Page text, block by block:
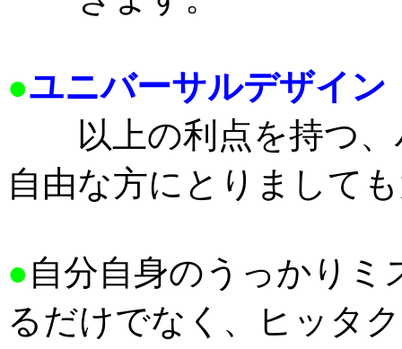
●ユニバーサルデザイン
以上の利点を持つ、
自由な方にとりまして
●自分自身のうっかりミ
るだけでなく、ヒッタ